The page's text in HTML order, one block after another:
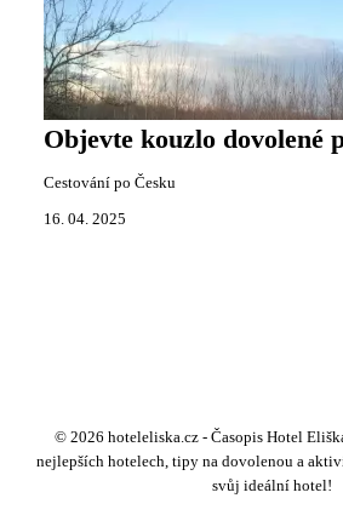
Objevte kouzlo dovolené
Cestování po Česku
16. 04. 2025
© 2026 hoteleliska.cz - Časopis Hotel
nejlepších hotelech, tipy na dovolenou a
svůj ideální hotel!